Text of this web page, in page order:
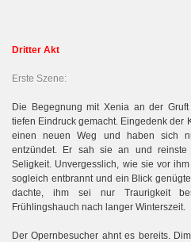
Dritter Akt
Erste Szene:
Die Begegnung mit Xenia an der
tiefen Eindruck gemacht. Eingedenk der
einen neuen Weg und haben sich
entzündet. Er sah sie an und
Seligkeit. Unvergesslich, wie sie vor
sogleich entbrannt und ein Blick
dachte, ihm sei nur Traurigkeit
Frühlingshauch nach langer Winterszeit.
Der Opernbesucher ahnt es bereits.